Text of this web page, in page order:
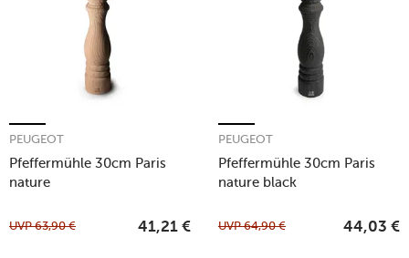
Pfeffermühle 30cm Paris
nature
PEUGEOT
UVP63,90 € 41,21 €
Pfeffermühle 30cm Paris
nature black
PEUGEOT
UVP64,90 € 44,03 €